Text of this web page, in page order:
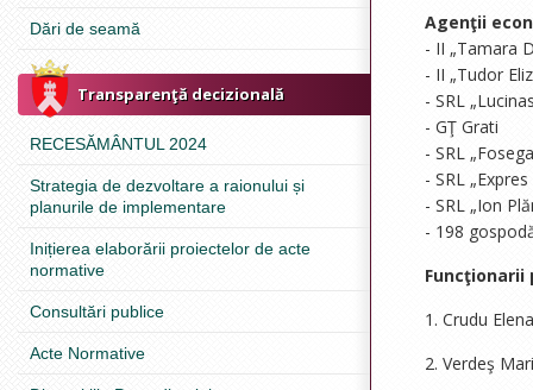
Dări de seamă
Transparenţă decizională
RECESĂMÂNTUL 2024
Strategia de dezvoltare a raionului și
planurile de implementare
Inițierea elaborării proiectelor de acte
normative
Consultări publice
Acte Normative
Agenţii
- II „Tamara
- II „Tudor
- SRL
- GŢ Grati
- SRL
- SRL
- SRL „Ion
- 198
Funcţionarii
1. Crudu
2. Verdeş